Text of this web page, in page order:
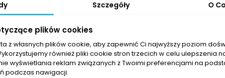
na rynek w 1995 roku. Membrana jest nie
Halti, przy opracowywaniu membrany
całkowicie bezfluorowa, wodoodporna powłoka.
Szczegóły O
plików cookies
z własnych plików cookie, aby zapewnić Ci najwyższy poziom
również pliki cookie stron trzecich w celu ulepszenia
wyświetlania reklam związanych z Twoimi preferencjami na
podczas nawigacji.